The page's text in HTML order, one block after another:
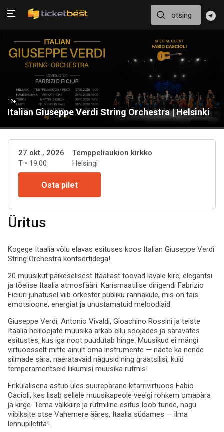
12+
Italian Giuseppe Verdi String Orchestra | Helsinki
27 okt., 2026
T • 19:00
Temppeliaukion kirkko
Helsingi
Osta pilet
Üritus
Kogege Itaalia võlu elavas esituses koos Italian Giuseppe Verdi
String Orchestra kontsertidega!
20 muusikut päikeselisest Itaaliast toovad lavale kire, elegantsi
ja tõelise Itaalia atmosfääri. Karismaatilise dirigendi Fabrizio
Ficiuri juhatusel viib orkester publiku rännakule, mis on täis
emotsioone, energiat ja unustamatuid meloodiaid.
Giuseppe Verdi, Antonio Vivaldi, Gioachino Rossini ja teiste
Itaalia heliloojate muusika ärkab ellu soojades ja säravates
esitustes, kus iga noot puudutab hinge. Muusikud ei mängi
virtuoosselt mitte ainult oma instrumente — näete ka nende
silmade sära, naeratavaid nägusid ning graatsilisi, kuid
temperamentseid liikumisi muusika rütmis!
Erikülalisena astub üles suurepärane kitarrivirtuoos Fabio
Cacioli, kes lisab sellele muusikapeole veelgi rohkem omapära
ja kirge. Tema välkkiire ja rütmiline esitus loob tunde, nagu
viibiksite otse Vahemere ääres, Itaalia südames — ilma
lennupiletita!